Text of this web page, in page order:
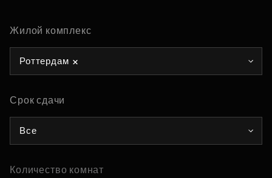
Жилой комплекс
Роттердам
Срок сдачи
Все
Количество комнат